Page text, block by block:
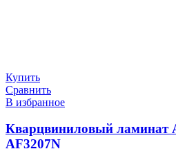
Купить
Сравнить
В избранное
Кварцвиниловый ламинат
AF3207N